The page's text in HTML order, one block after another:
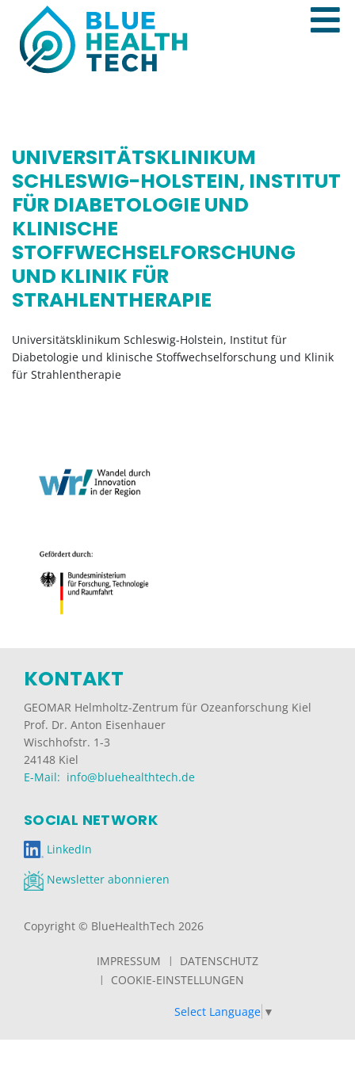
UNIVERSITÄTSKLINIKUM
SCHLESWIG-HOLSTEIN, INSTITUT
FÜR DIABETOLOGIE UND
KLINISCHE
STOFFWECHSELFORSCHUNG
UND KLINIK FÜR
STRAHLENTHERAPIE
Universitätsklinikum Schleswig-Holstein, Institut für
Diabetologie und klinische Stoffwechselforschung und Klinik
für Strahlentherapie
KONTAKT
GEOMAR Helmholtz-Zentrum für Ozeanforschung Kiel
Prof. Dr. Anton Eisenhauer
Wischhofstr. 1-3
24148 Kiel
E-Mail: info@bluehealthtech.de
SOCIAL NETWORK
LinkedIn
Newsletter abonnieren
Copyright © BlueHealthTech 2026
IMPRESSUM
DATENSCHUTZ
COOKIE-EINSTELLUNGEN
Select Language ▼